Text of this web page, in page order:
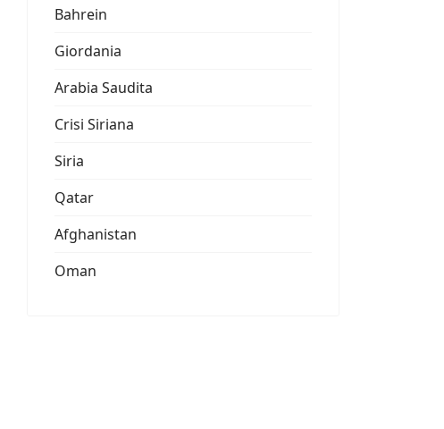
Bahrein
Giordania
Arabia Saudita
Crisi Siriana
Siria
Qatar
Afghanistan
Oman